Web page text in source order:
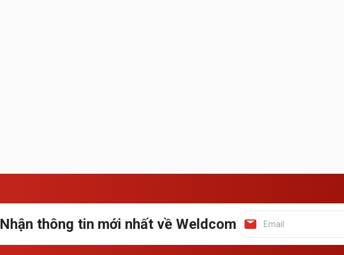
Nhận thông tin mới nhất về Weldcom